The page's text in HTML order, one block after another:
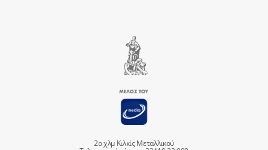
2ο χλμ Κιλκίς Μεταλλικού